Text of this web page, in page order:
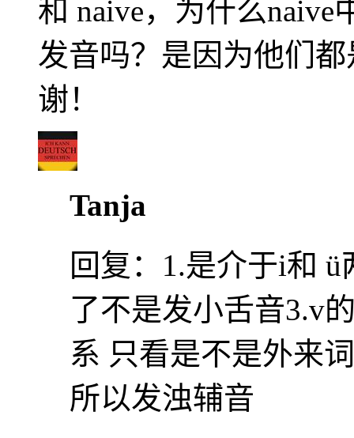
和 naive，为什么naive
发音吗？是因为他们
谢！
Tanja
回复： 1.是介于i和 ü
了不是发小舌音3.v
系 只看是不是外来
所以发浊辅音